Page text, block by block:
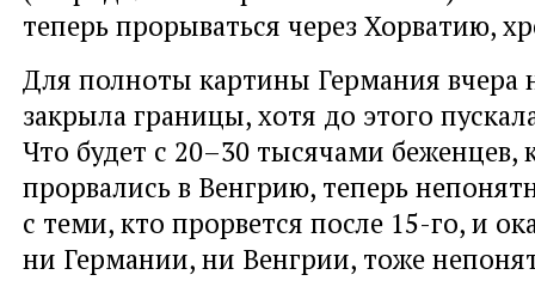
теперь прорываться через Хорватию,
Для полноты картины Германия вчера
закрыла границы, хотя до этого
Что будет с 20–30 тысячами беженцев,
прорвались в Венгрию, теперь
с теми, кто прорвется после 15-го, и
ни Германии, ни Венгрии, тоже